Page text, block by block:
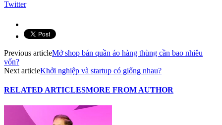
Twitter
Previous articleMở shop bán quần áo hàng thùng cần bao nhiêu
vốn?
Next articleKhởi nghiệp và startup có giống nhau?
RELATED ARTICLESMORE FROM AUTHOR